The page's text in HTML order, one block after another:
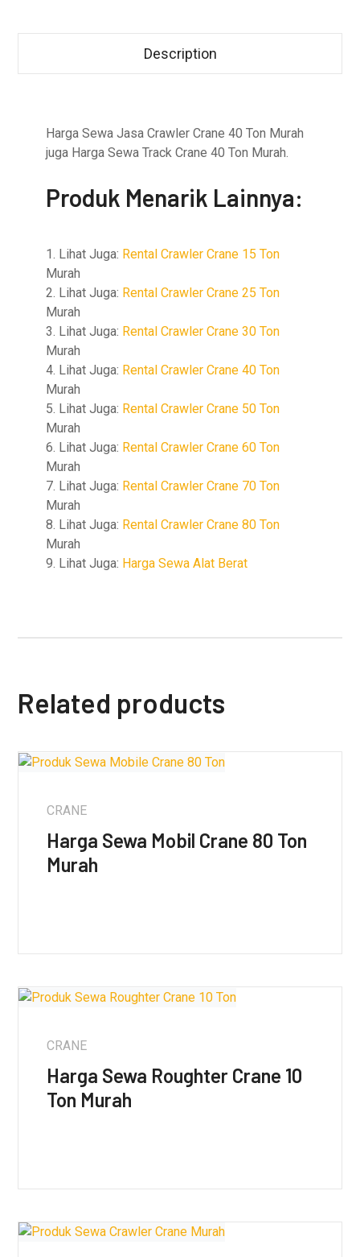
Description
Harga Sewa Jasa Crawler Crane 40 Ton Murah
juga Harga Sewa Track Crane 40 Ton Murah.
Produk Menarik Lainnya:
1. Lihat Juga: Rental Crawler Crane 15 Ton
Murah
2. Lihat Juga: Rental Crawler Crane 25 Ton
Murah
3. Lihat Juga: Rental Crawler Crane 30 Ton
Murah
4. Lihat Juga: Rental Crawler Crane 40 Ton
Murah
5. Lihat Juga: Rental Crawler Crane 50 Ton
Murah
6. Lihat Juga: Rental Crawler Crane 60 Ton
Murah
7. Lihat Juga: Rental Crawler Crane 70 Ton
Murah
8. Lihat Juga: Rental Crawler Crane 80 Ton
Murah
9. Lihat Juga: Harga Sewa Alat Berat
Related products
CRANE
Harga Sewa Mobil Crane 80 Ton
Murah
CRANE
Harga Sewa Roughter Crane 10
Ton Murah